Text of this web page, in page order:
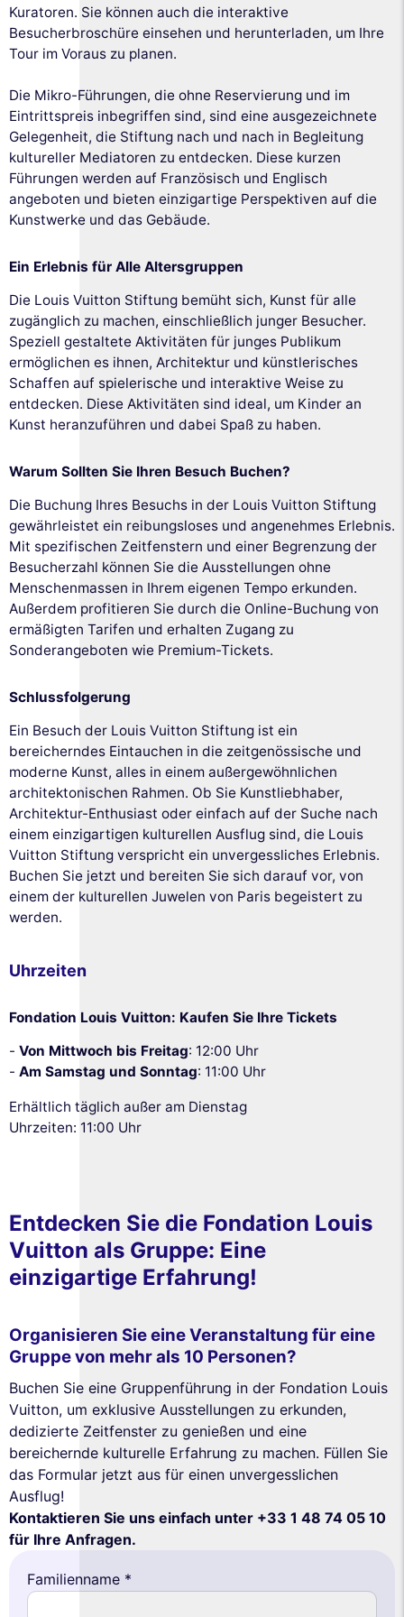
Kuratoren. Sie können auch die interaktive
Besucherbroschüre einsehen und herunterladen, um Ihre
Tour im Voraus zu planen.
Die Mikro-Führungen, die ohne Reservierung und im
Eintrittspreis inbegriffen sind, sind eine ausgezeichnete
Gelegenheit, die Stiftung nach und nach in Begleitung
kultureller Mediatoren zu entdecken. Diese kurzen
Führungen werden auf Französisch und Englisch
angeboten und bieten einzigartige Perspektiven auf die
Kunstwerke und das Gebäude.
Ein Erlebnis für Alle Altersgruppen
Die Louis Vuitton Stiftung bemüht sich, Kunst für alle
zugänglich zu machen, einschließlich junger Besucher.
Speziell gestaltete Aktivitäten für junges Publikum
ermöglichen es ihnen, Architektur und künstlerisches
Schaffen auf spielerische und interaktive Weise zu
entdecken. Diese Aktivitäten sind ideal, um Kinder an
Kunst heranzuführen und dabei Spaß zu haben.
Warum Sollten Sie Ihren Besuch Buchen?
Die Buchung Ihres Besuchs in der Louis Vuitton Stiftung
gewährleistet ein reibungsloses und angenehmes Erlebnis.
Mit spezifischen Zeitfenstern und einer Begrenzung der
Besucherzahl können Sie die Ausstellungen ohne
Menschenmassen in Ihrem eigenen Tempo erkunden.
Außerdem profitieren Sie durch die Online-Buchung von
ermäßigten Tarifen und erhalten Zugang zu
Sonderangeboten wie Premium-Tickets.
Schlussfolgerung
Ein Besuch der Louis Vuitton Stiftung ist ein
bereicherndes Eintauchen in die zeitgenössische und
moderne Kunst, alles in einem außergewöhnlichen
architektonischen Rahmen. Ob Sie Kunstliebhaber,
Architektur-Enthusiast oder einfach auf der Suche nach
einem einzigartigen kulturellen Ausflug sind, die Louis
Vuitton Stiftung verspricht ein unvergessliches Erlebnis.
Buchen Sie jetzt und bereiten Sie sich darauf vor, von
einem der kulturellen Juwelen von Paris begeistert zu
werden.
Uhrzeiten
Fondation Louis Vuitton: Kaufen Sie Ihre Tickets
- Von Mittwoch bis Freitag: 12:00 Uhr
- Am Samstag und Sonntag: 11:00 Uhr
Erhältlich täglich außer am Dienstag
Uhrzeiten: 11:00 Uhr
Entdecken Sie die Fondation Louis
Vuitton als Gruppe: Eine
einzigartige Erfahrung!
Organisieren Sie eine Veranstaltung für eine
Gruppe von mehr als 10 Personen?
Buchen Sie eine Gruppenführung in der Fondation Louis
Vuitton, um exklusive Ausstellungen zu erkunden,
dedizierte Zeitfenster zu genießen und eine
bereichernde kulturelle Erfahrung zu machen. Füllen Sie
das Formular jetzt aus für einen unvergesslichen
Ausflug!
Kontaktieren Sie uns einfach unter +33 1 48 74 05 10
für Ihre Anfragen.
Familienname *